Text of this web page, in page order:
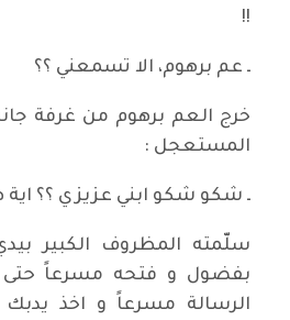
!!
ـ عم برهوم، الا تسمعني ؟؟
خرج العم برهوم من غرفة
المستعجل :
ـ شكو شكو ابني عزيزي ؟؟ اية
سلّمته المظروف الكبير
بفضول و فتحه مسرعاً حتى
الرسالة مسرعاً و اخذ